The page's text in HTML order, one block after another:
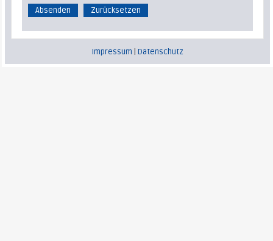
Impressum |Datenschutz